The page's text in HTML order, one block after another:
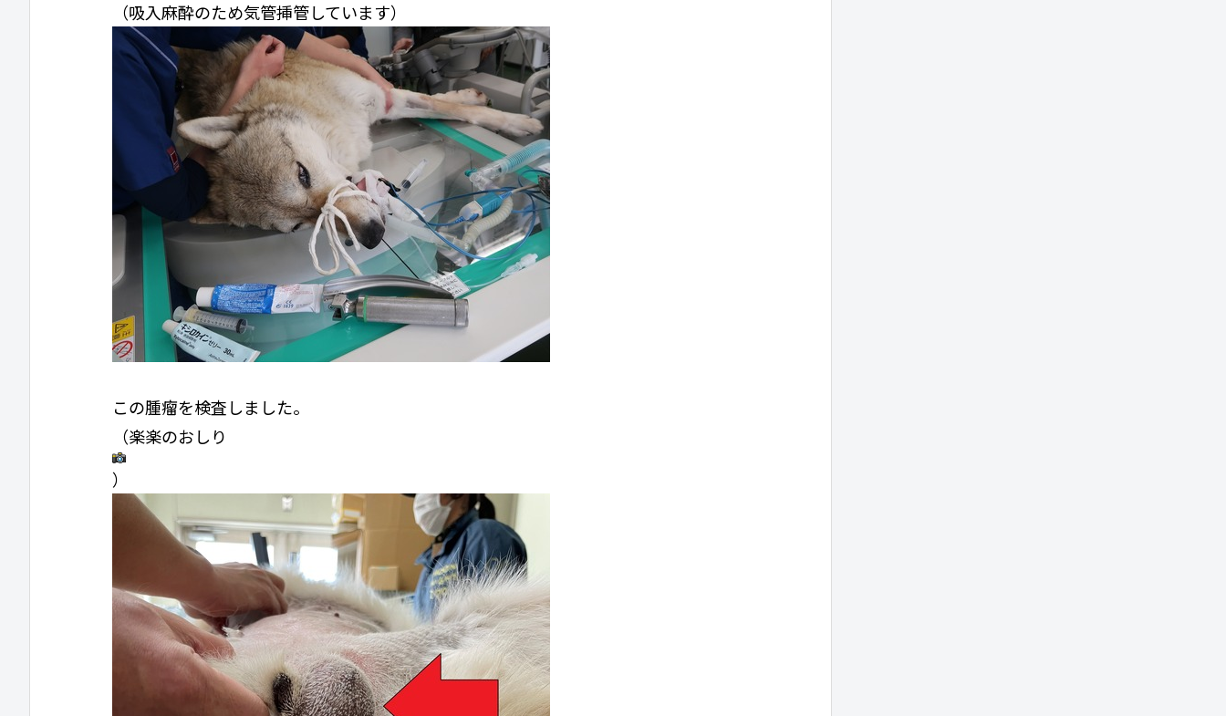
（吸入麻酔のため気管挿管しています）
この腫瘤を検査しました。
（楽楽のおしり
）